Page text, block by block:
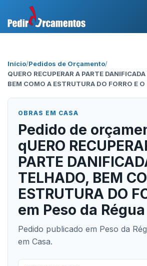
Início/Pedidos de Orçamento/
QUERO RECUPERAR A PARTE
BEM COMO A ESTRUTURA DO FORRO E O
OBRAS EM CASA
Pedido de
qUERO
PARTE
TELHADO, BEM
ESTRUTURA DO
em Peso da Régua
Pedido publicado em Peso da
em Casa.
Área Profissional
Testemunhos